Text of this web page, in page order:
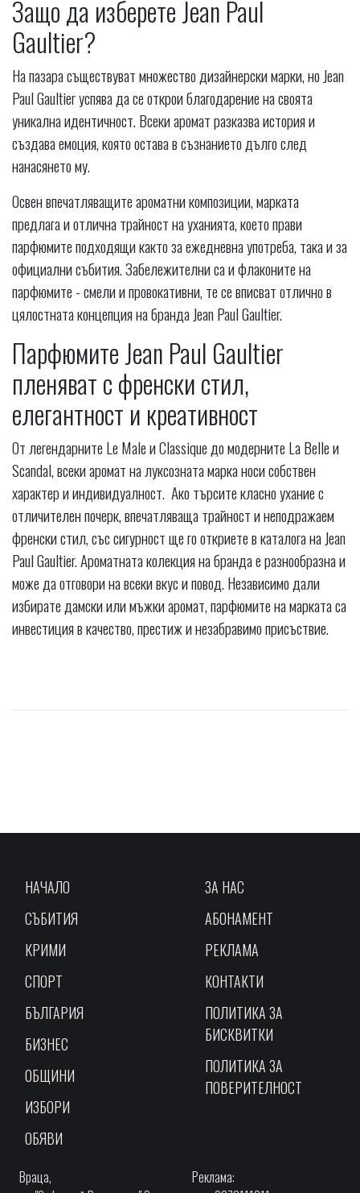
Защо да изберете Jean Paul
Gaultier?
На пазара съществуват множество дизайнерски марки, но Jean
Paul Gaultier успява да се открои благодарение на своята
уникална идентичност. Всеки аромат разказва история и
създава емоция, която остава в съзнанието дълго след
нанасянето му.
Освен впечатляващите ароматни композиции, марката
предлага и отлична трайност на уханията, което прави
парфюмите подходящи както за ежедневна употреба, така и за
официални събития. Забележителни са и флаконите на
парфюмите - смели и провокативни, те се вписват отлично в
цялостната концепция на бранда Jean Paul Gaultier.
Парфюмите Jean Paul Gaultier
пленяват с френски стил,
елегантност и креативност
От легендарните Le Male и Classique до модерните La Belle и
Scandal, всеки аромат на луксозната марка носи собствен
характер и индивидуалност. Ако търсите класно ухание с
отличителен почерк, впечатляваща трайност и неподражаем
френски стил, със сигурност ще го откриете в каталога на Jean
Paul Gaultier. Ароматната колекция на бранда е разнообразна и
може да отговори на всеки вкус и повод. Независимо дали
избирате дамски или мъжки аромат, парфюмите на марката са
инвестиция в качество, престиж и незабравимо присъствие.
НАЧАЛО
СЪБИТИЯ
КРИМИ
СПОРТ
БЪЛГАРИЯ
БИЗНЕС
ОБЩИНИ
ИЗБОРИ
ОБЯВИ
ЗА НАС
АБОНАМЕНТ
РЕКЛАМА
КОНТАКТИ
ПОЛИТИКА ЗА
БИСКВИТКИ
ПОЛИТИКА ЗА
ПОВЕРИТЕЛНОСТ
Враца,
Реклама: